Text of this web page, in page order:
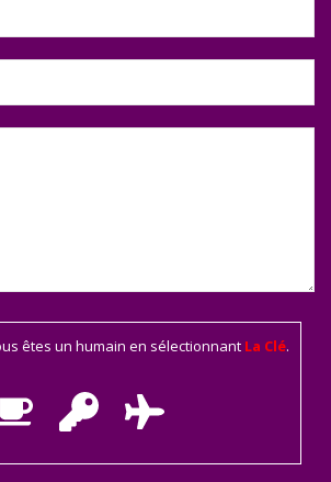
êtes un humain en sélectionnant La Clé.